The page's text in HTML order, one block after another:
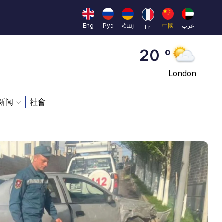
Eng Рус Հայ Fr 中國 عرب 45 °
Dubai
20 °
London
Brussels
16 °
Rome
23 °
闻 社會